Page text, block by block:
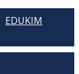
EDUKIM